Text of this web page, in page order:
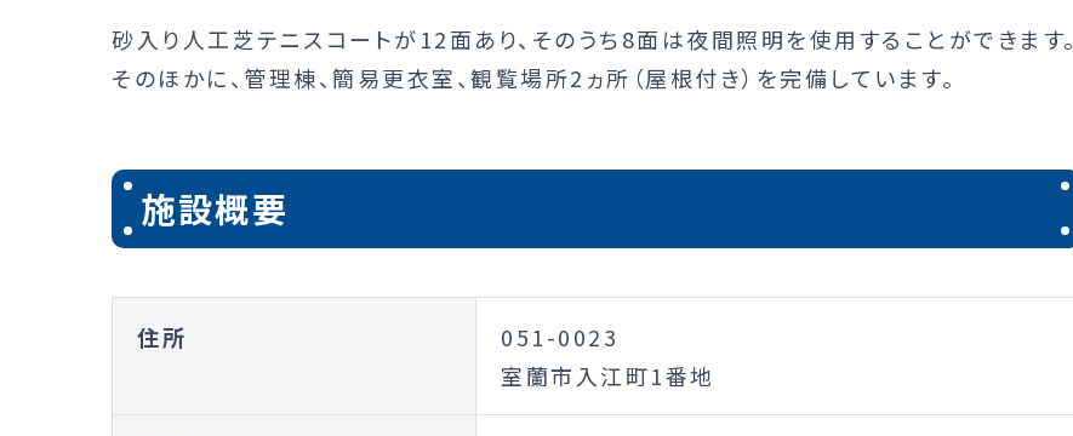
砂入り人工芝テニスコートが12面あり、そのうち8面は夜間照明を使用することができます。
そのほかに、管理棟、簡易更衣室、観覧場所2ヵ所（屋根付き）を完備しています。
施設概要
住所
051-0023
室蘭市入江町1番地